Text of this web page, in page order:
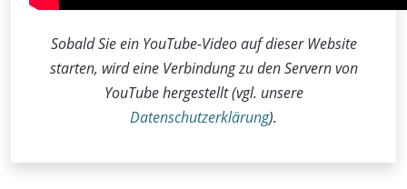
Sobald Sie ein YouTube-Video auf dieser Website
starten, wird eine Verbindung zu den Servern von
YouTube hergestellt (vgl. unsere
Datenschutzerklärung).